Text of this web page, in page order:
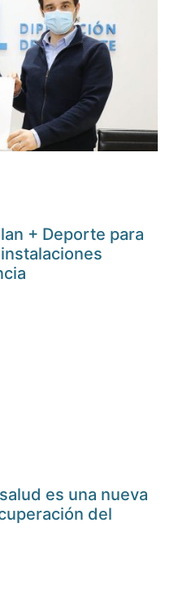
+ Deporte para
es una nueva
del